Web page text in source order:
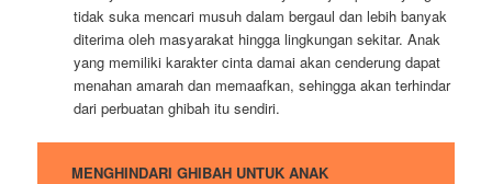
tidak suka mencari musuh dalam bergaul dan lebih banyak
diterima oleh masyarakat hingga lingkungan sekitar. Anak
yang memiliki karakter cinta damai akan cenderung dapat
menahan amarah dan memaafkan, sehingga akan terhindar
dari perbuatan ghibah itu sendiri.
MENGHINDARI GHIBAH UNTUK ANAK